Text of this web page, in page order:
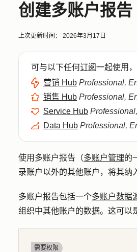
创建多账户报告
上次更新时间： 2026年3月17日
可与以下任何订阅一起使用
营销 Hub Professional,
销售 Hub Professional,
Service Hub
Data Hub Professional,
使用多账户报告（多账户管理的
录账户以外的其他账户，将其纳
多账户报告包括一个多账户数据
组织中其他账户的数据。这可以
需要权限